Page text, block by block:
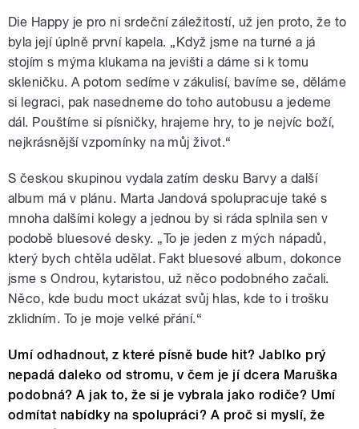
Die Happy je pro ni srdeční záležitostí, už jen proto, že to
byla její úplně první kapela. „Když jsme na turné a já
stojím s mýma klukama na jevišti a dáme si k tomu
skleničku. A potom sedíme v zákulisí, bavíme se, děláme
si legraci, pak nasedneme do toho autobusu a jedeme
dál. Pouštíme si písničky, hrajeme hry, to je nejvíc boží,
nejkrásnější vzpomínky na můj život.“
S českou skupinou vydala zatím desku Barvy a další
album má v plánu. Marta Jandová spolupracuje také s
mnoha dalšími kolegy a jednou by si ráda splnila sen v
podobě bluesové desky. „To je jeden z mých nápadů,
který bych chtěla udělat. Fakt bluesové album, dokonce
jsme s Ondrou, kytaristou, už něco podobného začali.
Něco, kde budu moct ukázat svůj hlas, kde to i trošku
zklidním. To je moje velké přání.“
Umí odhadnout, z které písně bude hit? Jablko prý
nepadá daleko od stromu, v čem je jí dcera Maruška
podobná? A jak to, že si je vybrala jako rodiče? Umí
odmítat nabídky na spolupráci? A proč si myslí, že